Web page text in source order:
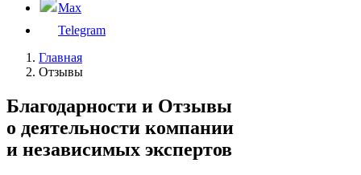
Max
Telegram
Главная
Отзывы
Благодарности и Отзывы
о деятельности компании
и независимых экспертов